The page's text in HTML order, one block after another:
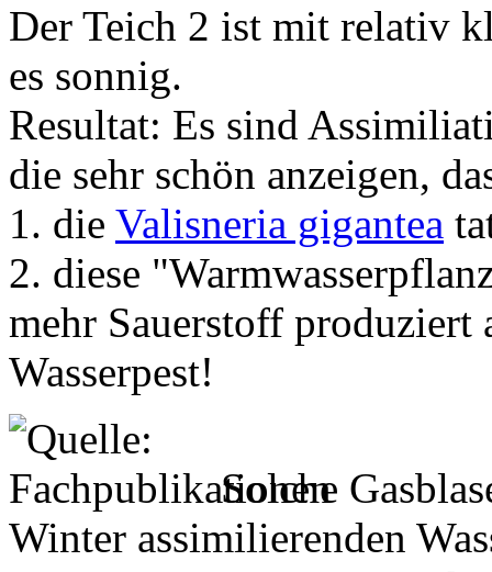
Der Teich 2 ist mit relativ
es sonnig.
Resultat: Es sind
die sehr schön anzeigen,
1. die Valisneria gigantea
2. diese
mehr Sauerstoff produziert
Wasserpest!
Solche
Winter assimilierenden